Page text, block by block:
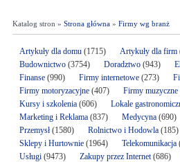
Katalog stron » Strona główna» Firmy wg branż
Artykuły dla domu(1715) Artykuły dla firm
Budownictwo(3754) Doradztwo(943)
Finanse(990) Firmy internetowe (273)
Firmy motoryzacyjne(407) Firmy muzyczne
Kursy i szkolenia(606) Lokale
Marketing i Reklama(837) Medycyna(690)
Przemysł(1580) Rolnictwo i Hodowla(185)
Sklepy i Hurtownie(1964) Telekomunikacja
Usługi(9473) Zakupy przez Internet(686)